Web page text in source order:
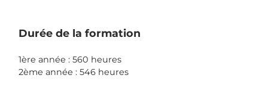
Durée de la formation
1ère année : 560 heures
2ème année : 546 heures